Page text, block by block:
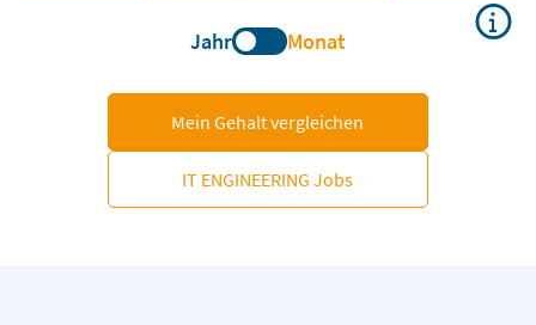
Jahr Monat
Mein Gehalt vergleichen
IT ENGINEERING Jobs